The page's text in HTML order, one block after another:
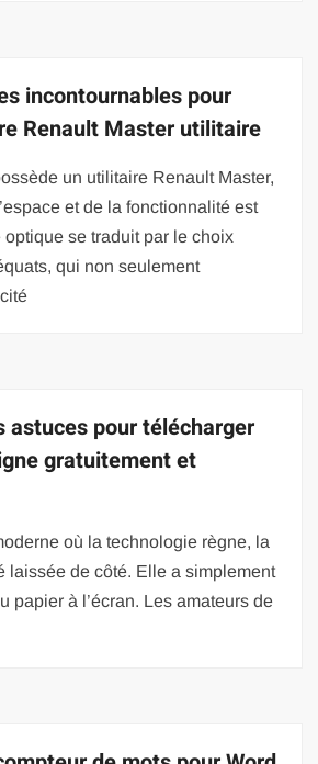
incontournables pour
Renault Master utilitaire
un utilitaire Renault Master,
et de la fonctionnalité est
optique se traduit par le choix
qui non seulement
astuces pour télécharger
gratuitement et
où la technologie règne, la
laissée de côté. Elle a simplement
papier à l’écran. Les amateurs de